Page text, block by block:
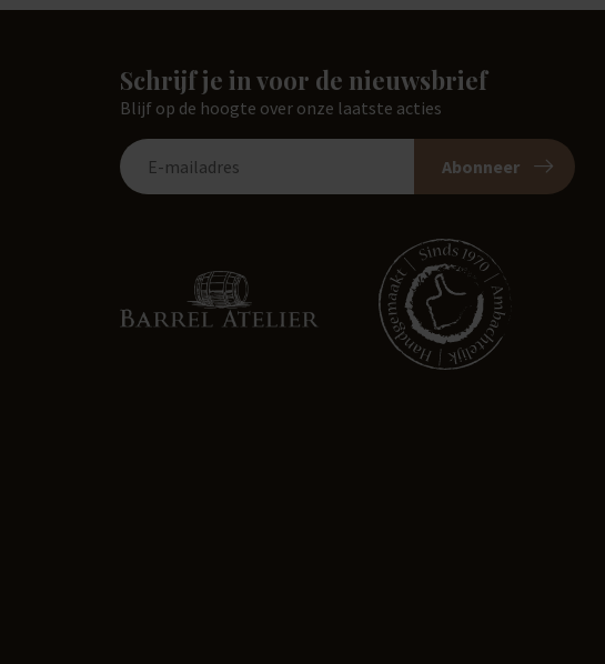
Schrijf je in voor de nieuwsbrief
Blijf op de hoogte over onze laatste acties
Abonneer